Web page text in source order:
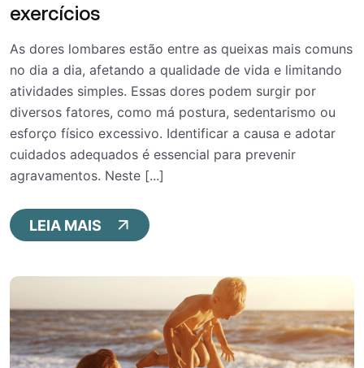
exercícios
As dores lombares estão entre as queixas mais comuns
no dia a dia, afetando a qualidade de vida e limitando
atividades simples. Essas dores podem surgir por
diversos fatores, como má postura, sedentarismo ou
esforço físico excessivo. Identificar a causa e adotar
cuidados adequados é essencial para prevenir
agravamentos. Neste [...]
LEIA MAIS